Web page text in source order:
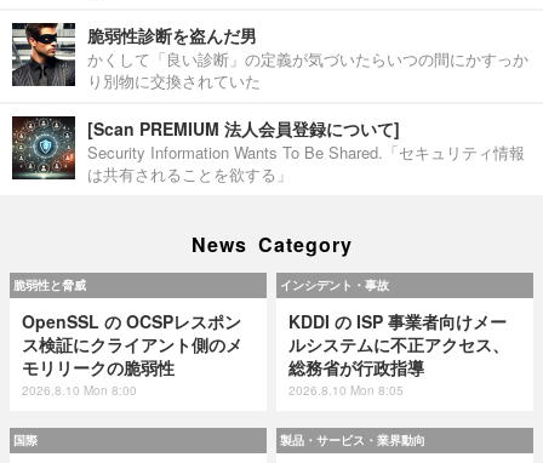
脆弱性診断を盗んだ男
かくして「良い診断」の定義が気づいたらいつの間にかすっか
り別物に交換されていた
[Scan PREMIUM 法人会員登録について]
Security Information Wants To Be Shared.「セキュリティ情報
は共有されることを欲する」
News Category
脆弱性と脅威
OpenSSL の OCSPレスポン
ス検証にクライアント側のメ
モリリークの脆弱性
2026.8.10 Mon 8:00
インシデント・事故
KDDI の ISP 事業者向けメー
ルシステムに不正アクセス、
総務省が行政指導
2026.8.10 Mon 8:05
国際 製品・サービス・業界動向